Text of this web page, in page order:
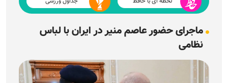
ماجرای حضور عاصم منیر در ایران با لباس
نظامی